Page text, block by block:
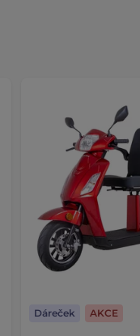
Dáreček AKCE